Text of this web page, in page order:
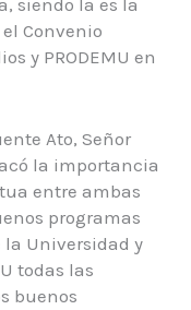
siendo la es la
Convenio
y PRODEMU en
Ato, Señor
la importancia
entre ambas
programas
Universidad y
todas las
buenos